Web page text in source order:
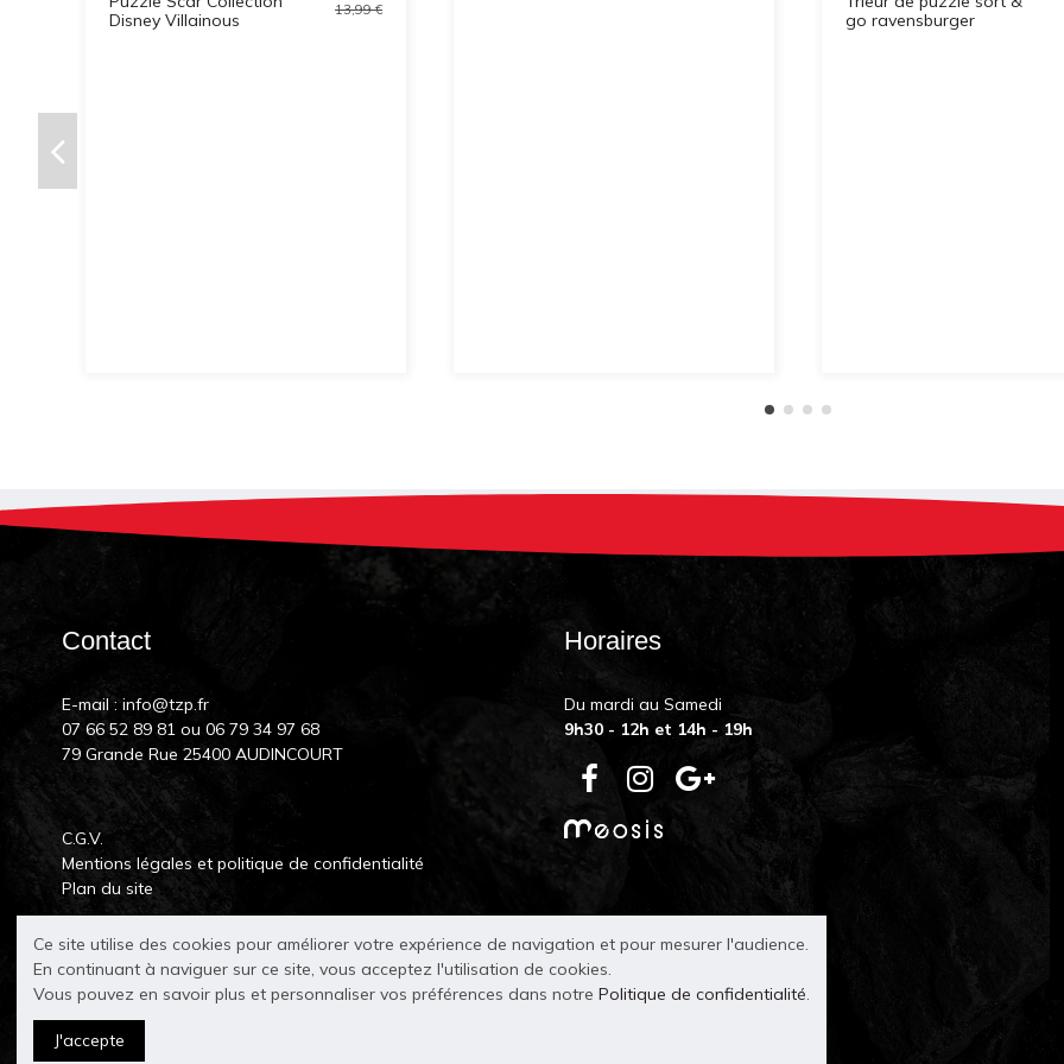
Disney Villainous
13,99 €
go ravensburger
Contact
E-mail : info@tzp.fr
07 66 52 89 81 ou 06 79 34 97 68
79 Grande Rue 25400 AUDINCOURT
C.G.V.
Mentions légales et politique de confidentialité
Plan du site
Horaires
Du mardi au Samedi
9h30 - 12h et 14h - 19h
Ce site utilise des cookies pour améliorer votre expérience de navigation et pour mesurer l'audience.
En continuant à naviguer sur ce site, vous acceptez l'utilisation de cookies.
Vous pouvez en savoir plus et personnaliser vos préférences dans notre Politique de confidentialité.
J'accepte